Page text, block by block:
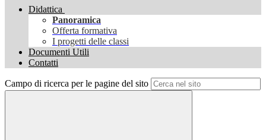
Didattica
Panoramica
Offerta formativa
I progetti delle classi
Documenti Utili
Contatti
Campo di ricerca per le pagine del sito